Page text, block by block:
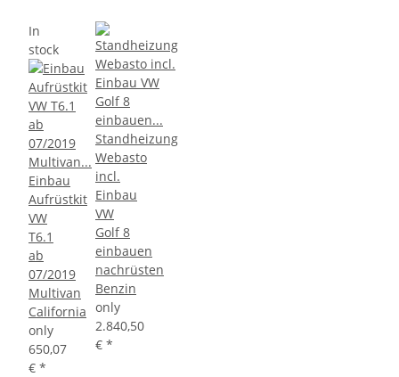
In
stock
Einbau
Aufrüstkit
VW
T6.1
ab
07/2019
Multivan
California
only
650,07
€ *
Standheizung
Webasto
incl.
Einbau
VW
Golf 8
einbauen
nachrüsten
Benzin
only
2.840,50
€ *